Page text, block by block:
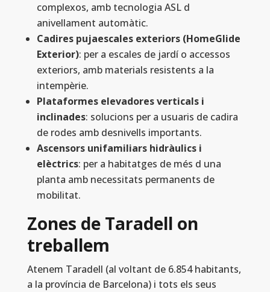
complexos, amb tecnologia ASL d
anivellament automàtic.
Cadires pujaescales exteriors (HomeGlide
Exterior): per a escales de jardí o accessos
exteriors, amb materials resistents a la
intempèrie.
Plataformes elevadores verticals i
inclinades: solucions per a usuaris de cadira
de rodes amb desnivells importants.
Ascensors unifamiliars hidràulics i
elèctrics: per a habitatges de més d una
planta amb necessitats permanents de
mobilitat.
Zones de Taradell on
treballem
Atenem Taradell (al voltant de 6.854 habitants,
a la província de Barcelona) i tots els seus